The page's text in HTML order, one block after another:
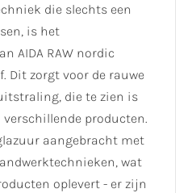
die slechts een
is het
AIDA RAW nordic
Dit zorgt voor de rauwe
die te zien is
producten.
aangebracht met
wat
oplevert - er zijn